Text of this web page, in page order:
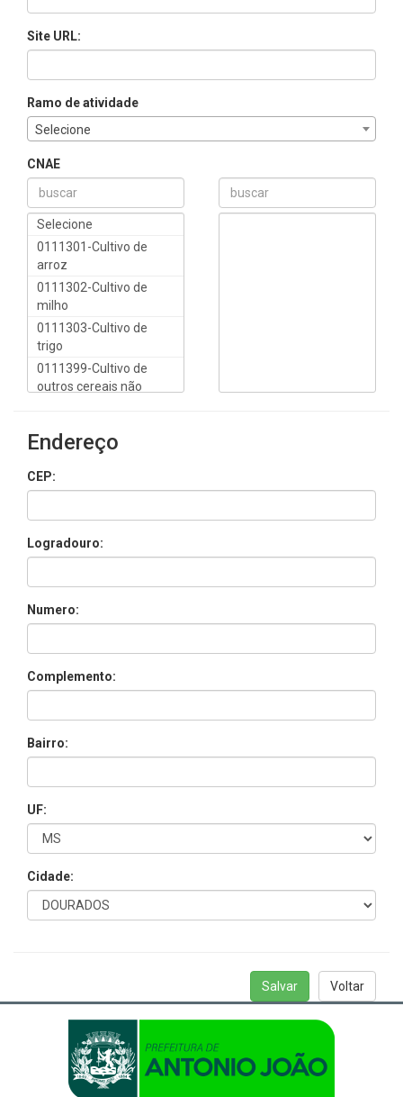
Site URL:
Ramo de atividade
Selecione
CNAE
Selecione
0111301-Cultivo de
arroz
0111302-Cultivo de
milho
0111303-Cultivo de
trigo
0111399-Cultivo de
outros cereais não
0112101-Cultivo de
0112102-Cultivo de juta
outras fibras de lavoura
temporária não
especificadas
canadeaçúcar
0115600-Cultivo de soja
amendoim
0116402-Cultivo de
0116403-Cultivo de
mamona
0116499-Cultivo de
outras oleaginosas de
especificadas
anteriormente
0119901-Cultivo de
0119903-Cultivo de
batatainglesa
0119904-Cultivo de
cebola
0119905-Cultivo de
Endereço
CEP:
Logradouro:
Numero:
Complemento:
Bairro:
UF:
Cidade:
Voltar
Salvar